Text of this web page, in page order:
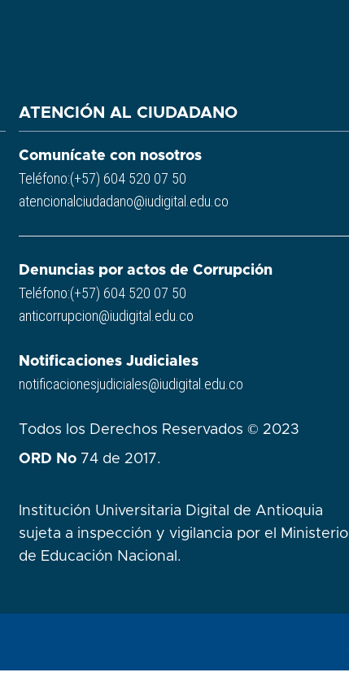
ATENCIÓN AL CIUDADANO
Comunícate con nosotros
Teléfono:(+57) 604 520 07 50
atencionalciudadano@iudigital.edu.co
Denuncias por actos de Corrupción
Teléfono:(+57) 604 520 07 50
anticorrupcion@iudigital.edu.co
Notificaciones Judiciales
notificacionesjudiciales@iudigital.edu.co
Todos los Derechos Reservados © 2023
ORD No 74 de 2017.
Institución Universitaria Digital de Antioquia
sujeta a inspección y vigilancia por el Ministerio
de Educación Nacional.